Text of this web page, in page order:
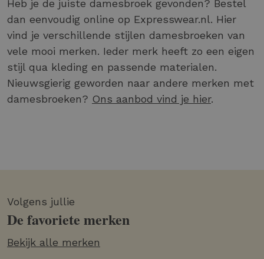
Heb je de juiste damesbroek gevonden? Bestel
dan eenvoudig online op Expresswear.nl. Hier
vind je verschillende stijlen damesbroeken van
vele mooi merken. Ieder merk heeft zo een eigen
stijl qua kleding en passende materialen.
Nieuwsgierig geworden naar andere merken met
damesbroeken? Ons aanbod vind je hier.
Volgens jullie
De favoriete merken
Bekijk alle merken